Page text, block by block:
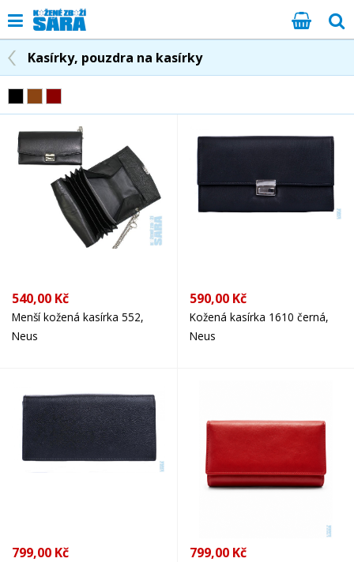
Kasírky, pouzdra na kasírky
540,00 Kč
Menší kožená kasírka 552,
Neus
590,00 Kč
Kožená kasírka 1610 černá,
Neus
799,00 Kč 799,00 Kč